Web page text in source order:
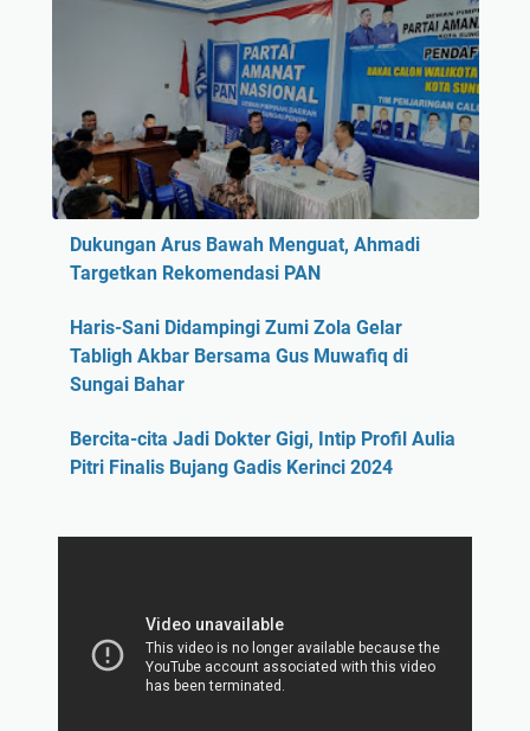
Dukungan Arus Bawah Menguat, Ahmadi
Targetkan Rekomendasi PAN
Haris-Sani Didampingi Zumi Zola Gelar
Tabligh Akbar Bersama Gus Muwafiq di
Sungai Bahar
Bercita-cita Jadi Dokter Gigi, Intip Profil Aulia
Pitri Finalis Bujang Gadis Kerinci 2024